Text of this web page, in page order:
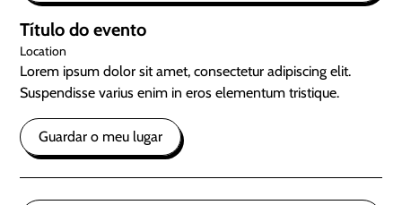
Título do evento
Location
Lorem ipsum dolor sit amet, consectetur adipiscing elit.
Suspendisse varius enim in eros elementum tristique.
Guardar o meu lugar